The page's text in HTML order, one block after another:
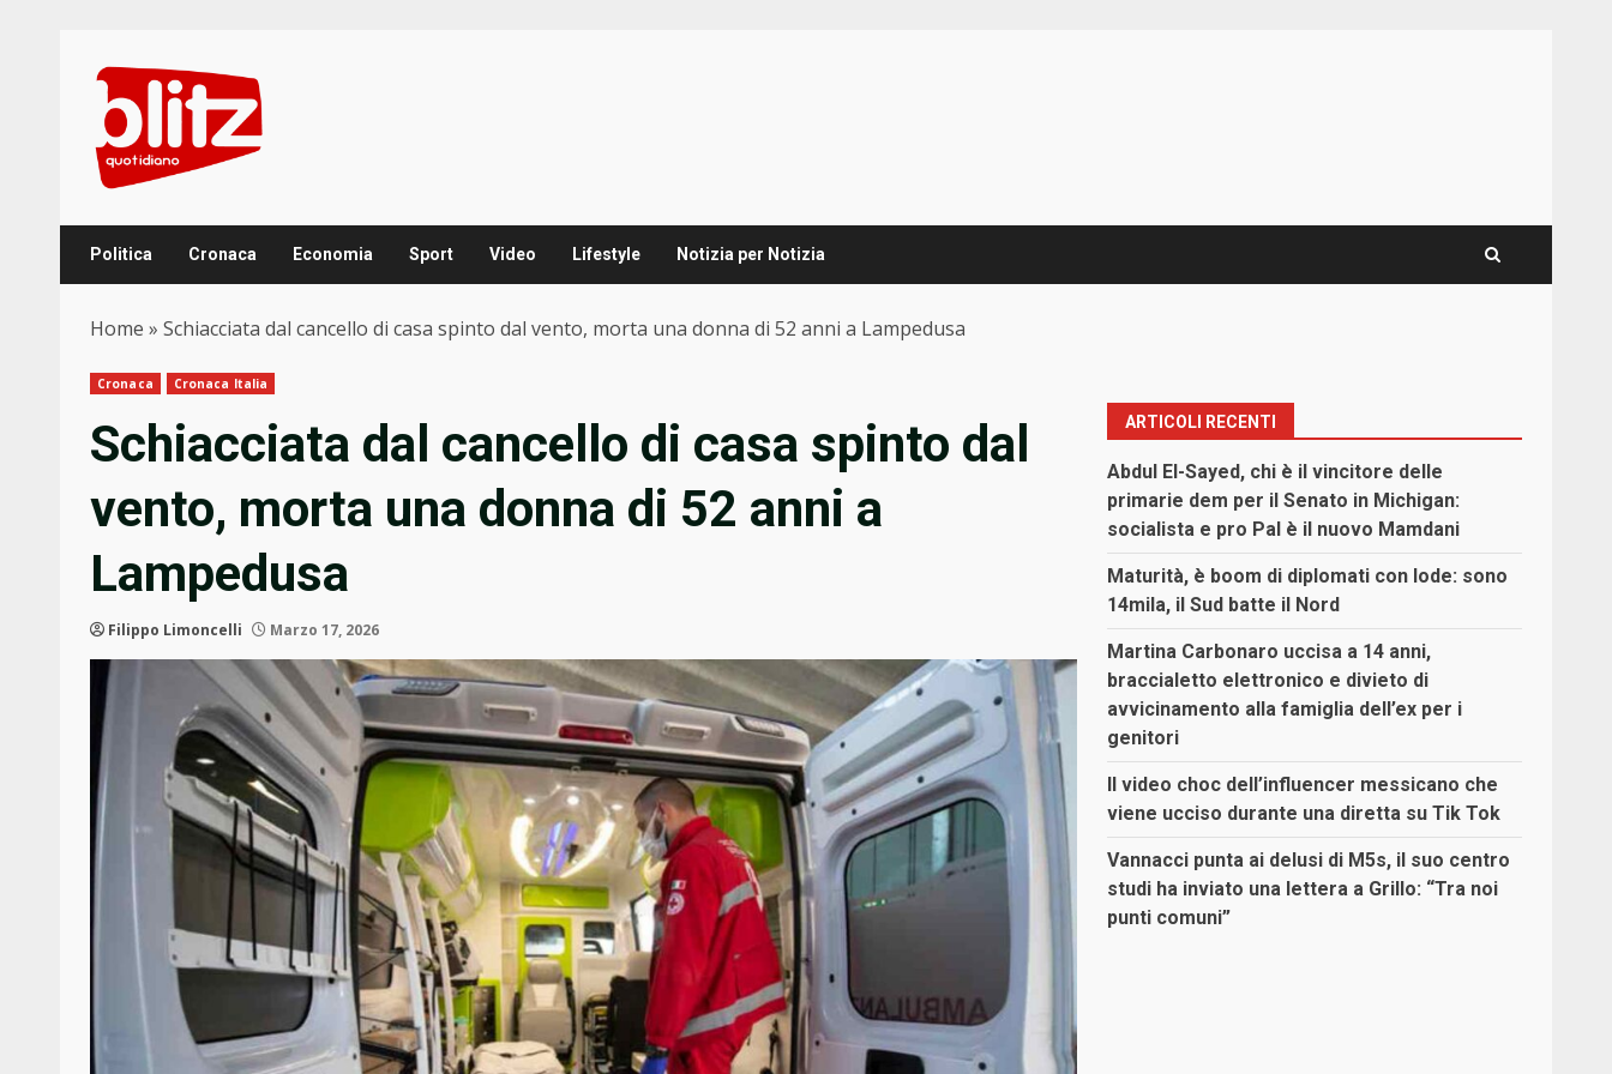
content
Politica Cronaca Economia Sport Video Lifestyle Notizia per Notizia
Home » Schiacciata dal cancello di casa spinto dal vento, morta una donna di 52 anni a Lampedusa
Cronaca Cronaca Italia
Schiacciata dal cancello di casa spinto dal
vento, morta una donna di 52 anni a
Lampedusa
Filippo Limoncelli Marzo 17, 2026
ARTICOLI RECENTI
Abdul El-Sayed, chi è il vincitore delle
primarie dem per il Senato in Michigan:
socialista e pro Pal è il nuovo Mamdani
Maturità, è boom di diplomati con lode: sono
14mila, il Sud batte il Nord
Martina Carbonaro uccisa a 14 anni,
braccialetto elettronico e divieto di
avvicinamento alla famiglia dell’ex per i
genitori
Il video choc dell’influencer messicano che
viene ucciso durante una diretta su Tik Tok
Vannacci punta ai delusi di M5s, il suo centro
studi ha inviato una lettera a Grillo: “Tra noi
punti comuni”